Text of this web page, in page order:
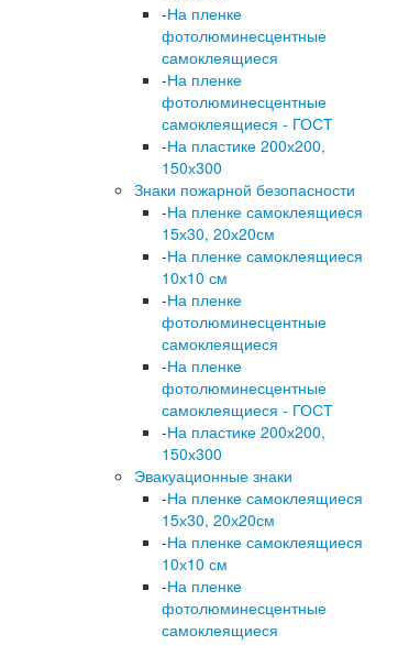
-На пленке
фотолюминесцентные
самоклеящиеся
-На пленке
фотолюминесцентные
самоклеящиеся - ГОСТ
-На пластике 200х200,
150х300
Знаки пожарной безопасности
-На пленке самоклеящиеся
15х30, 20х20см
-На пленке самоклеящиеся
10х10 см
-На пленке
фотолюминесцентные
самоклеящиеся
-На пленке
фотолюминесцентные
самоклеящиеся - ГОСТ
-На пластике 200х200,
150х300
Эвакуационные знаки
-На пленке самоклеящиеся
15х30, 20х20см
-На пленке самоклеящиеся
10х10 см
-На пленке
фотолюминесцентные
самоклеящиеся